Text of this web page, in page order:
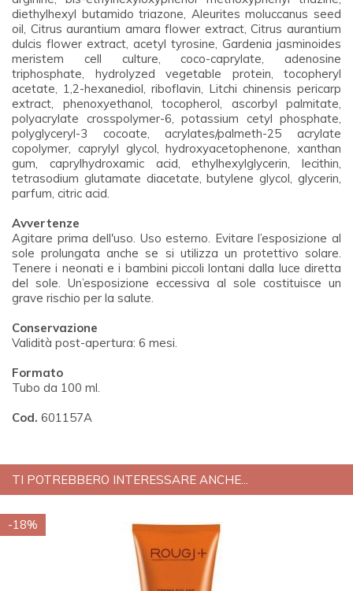
diethylhexyl butamido triazone, Aleurites moluccanus seed
oil, Citrus aurantium amara flower extract, Citrus aurantium
dulcis flower extract, acetyl tyrosine, Gardenia jasminoides
meristem cell culture, coco-caprylate, adenosine
triphosphate, hydrolyzed vegetable protein, tocopheryl
acetate, 1,2-hexanediol, riboflavin, Litchi chinensis pericarp
extract, phenoxyethanol, tocopherol, ascorbyl palmitate,
polyacrylate crosspolymer-6, potassium cetyl phosphate,
polyglyceryl-3 cocoate, acrylates/palmeth-25 acrylate
copolymer, caprylyl glycol, hydroxyacetophenone, xanthan
gum, caprylhydroxamic acid, ethylhexylglycerin, lecithin,
tetrasodium glutamate diacetate, butylene glycol, glycerin,
parfum, citric acid.
Avvertenze
Agitare prima dell'uso. Uso esterno. Evitare l’esposizione al
sole prolungata anche se si utilizza un protettivo solare.
Tenere i neonati e i bambini piccoli lontani dalla luce diretta
del sole. Un’esposizione eccessiva al sole costituisce un
grave rischio per la salute.
Conservazione
Validità post-apertura: 6 mesi.
Formato
Tubo da 100 ml.
Cod. 601157A
TI POTREBBERO INTERESSARE ANCHE...
-18%